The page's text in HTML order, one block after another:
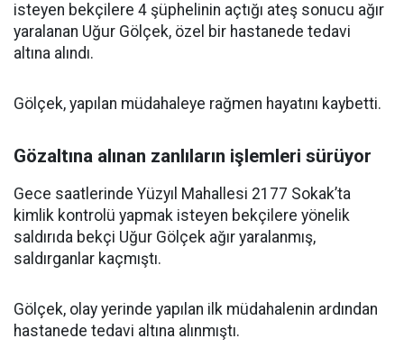
isteyen bekçilere 4 şüphelinin açtığı ateş sonucu ağır
yaralanan Uğur Gölçek, özel bir hastanede tedavi
altına alındı.
Gölçek, yapılan müdahaleye rağmen hayatını kaybetti.
Gözaltına alınan zanlıların işlemleri sürüyor
Gece saatlerinde Yüzyıl Mahallesi 2177 Sokak’ta
kimlik kontrolü yapmak isteyen bekçilere yönelik
saldırıda bekçi Uğur Gölçek ağır yaralanmış,
saldırganlar kaçmıştı.
Gölçek, olay yerinde yapılan ilk müdahalenin ardından
hastanede tedavi altına alınmıştı.